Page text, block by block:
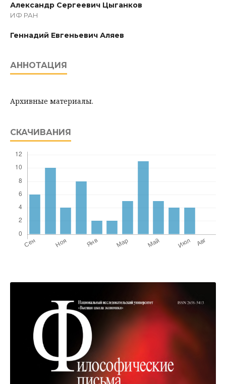
Александр Сергеевич Цыганков
ИФ РАН
Геннадий Евгеньевич Аляев
АННОТАЦИЯ
Архивные материалы.
СКАЧИВАНИЯ